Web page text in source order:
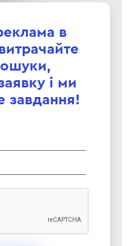
в
і ми
завдання!